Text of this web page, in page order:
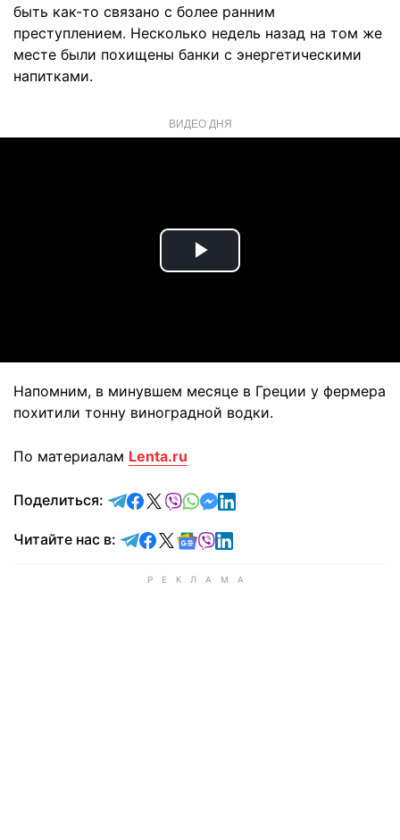
быть как-то связано с более ранним
преступлением. Несколько недель назад на том же
месте были похищены банки с энергетическими
напитками.
ВИДЕО ДНЯ
Play
Напомним, в минувшем месяце в Греции у фермера
похитили тонну виноградной водки.
По материалам Lenta.ru
Поделиться: отправить в Telegram
поделиться в Facebook
поделиться в X
отправить в Viber
отправить в Whatsapp
отправить в Messenger
отправить в LinkedIn
Читайте нас в: Читайте в Telegram
Читайте в Facebook
Читайте в X
Читайте в Google news
Читайте в Viber
Читайте в LinkedIn